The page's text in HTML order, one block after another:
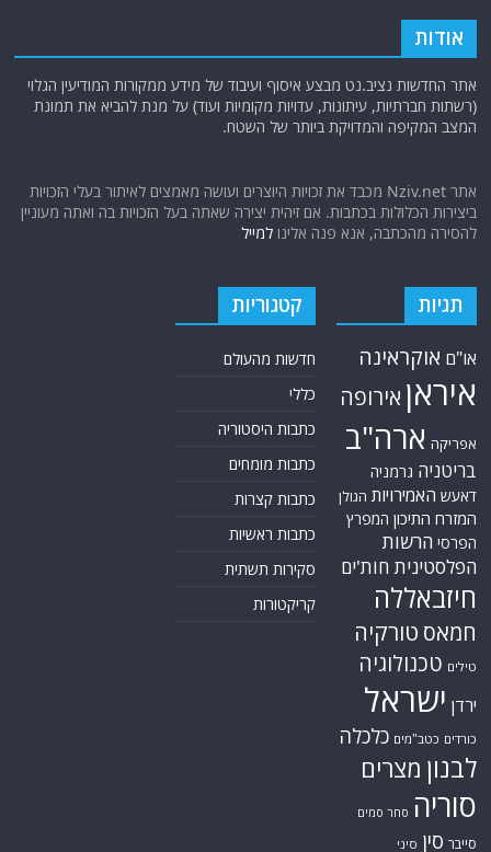
אודות
אתר החדשות נציב.נט מבצע איסוף ועיבוד של מידע ממקורות המודיעין הגלוי
(רשתות חברתיות, עיתונות, עדויות מקומיות ועוד) על מנת להביא את תמונת
המצב המקיפה והמדויקת ביותר של השטח.
אתר Nziv.net מכבד את זכויות היוצרים ועושה מאמצים לאיתור בעלי הזכויות
ביצירות הכלולות בכתבות. אם זיהית יצירה שאתה בעל הזכויות בה ואתה מעוניין
להסירה מהכתבה, אנא פנה אלינולמייל
תגיות
או"ם אוקראינה
איראן אירופה
אפריקה ארה"ב
בריטניה גרמניה
דאעש האמירויות הגולן
המזרח התיכון המפרץ
הפרסי הרשות
הפלסטינית חות'ים
חיזבאללה
חמאס טורקיה
טילים טכנולוגיה
ירדן ישראל
כורדים כטב"מים כלכלה
לבנון מצרים
סוריה סחר סמים
סייבר סין סיני
קטגוריות
חדשות מהעולם
כללי
כתבות היסטוריה
כתבות מומחים
כתבות קצרות
כתבות ראשיות
סקירות תשתית
קריקטורות